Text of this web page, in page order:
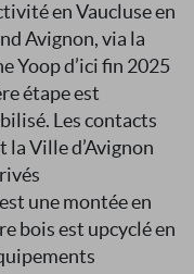
en Vaucluse en
Avignon, via la
Yoop d’ici fin 2025
étape est
Les contacts
la Ville d’Avignon
une montée en
bois est upcyclé en